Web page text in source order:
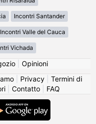
Incontri Santander
Incontri Valle del Cauca
Vichada
| Opinioni
| Privacy| Termini di
| Contatto| FAQ